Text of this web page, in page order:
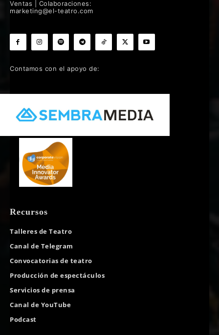
Ventas | Colaboraciones:
marketing@el-teatro.com
Contamos con el apoyo de:
Recursos
Talleres de Teatro
Canal de Telegram
Convocatorias de teatro
Producción de espectáculos
Servicios de prensa
Canal de YouTube
Podcast